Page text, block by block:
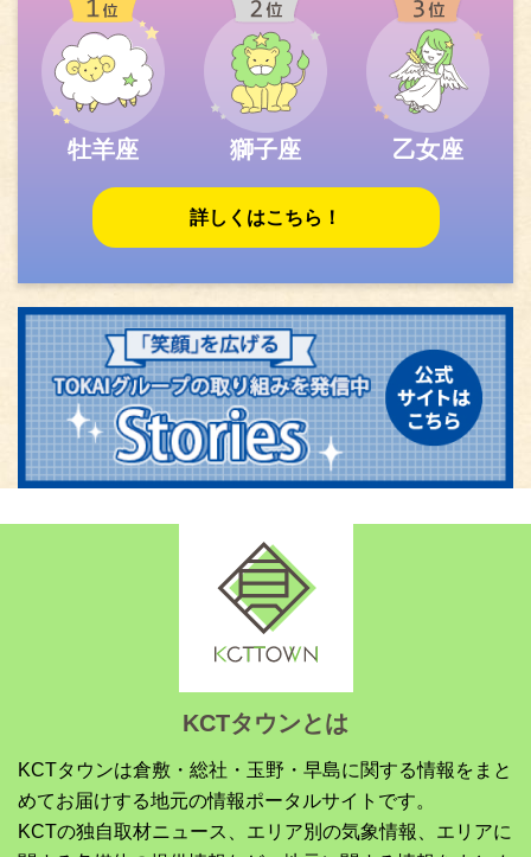
牡羊座 獅子座 乙女座
詳しくはこちら！
KCTタウンとは
KCTタウンは倉敷・総社・玉野・早島に関する情報をまと
めてお届けする地元の情報ポータルサイトです。
KCTの独自取材ニュース、エリア別の気象情報、エリアに